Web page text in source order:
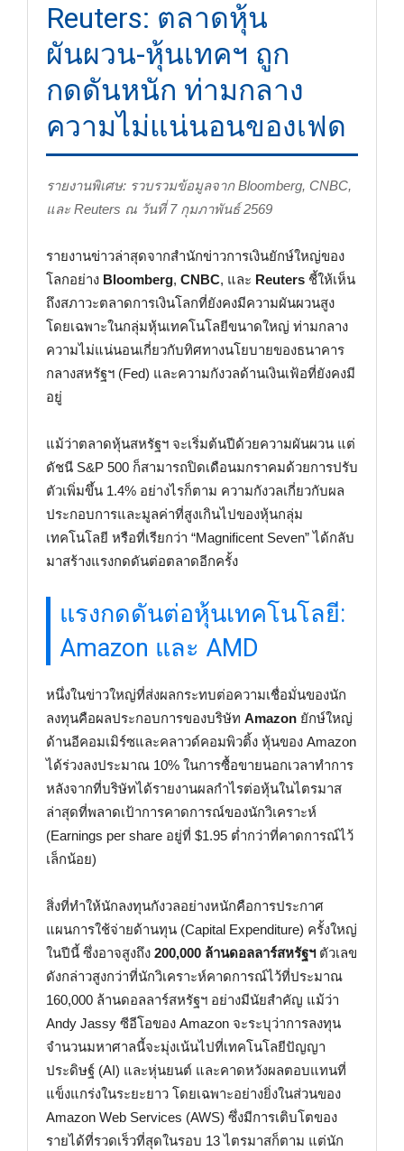
Reuters: ตลาดหุ้น
ผันผวน-หุ้นเทคฯ ถูก
กดดันหนัก ท่ามกลาง
ความไม่แน่นอนของเฟด
รายงานพิเศษ: รวบรวมข้อมูลจาก Bloomberg, CNBC,
และ Reuters ณ วันที่ 7 กุมภาพันธ์ 2569
รายงานข่าวล่าสุดจากสำนักข่าวการเงินยักษ์ใหญ่ของ
โลกอย่าง Bloomberg, CNBC, และ Reuters ชี้ให้เห็น
ถึงสภาวะตลาดการเงินโลกที่ยังคงมีความผันผวนสูง
โดยเฉพาะในกลุ่มหุ้นเทคโนโลยีขนาดใหญ่ ท่ามกลาง
ความไม่แน่นอนเกี่ยวกับทิศทางนโยบายของธนาคาร
กลางสหรัฐฯ (Fed) และความกังวลด้านเงินเฟ้อที่ยังคงมี
อยู่
แม้ว่าตลาดหุ้นสหรัฐฯ จะเริ่มต้นปีด้วยความผันผวน แต่
ดัชนี S&P 500 ก็สามารถปิดเดือนมกราคมด้วยการปรับ
ตัวเพิ่มขึ้น 1.4% อย่างไรก็ตาม ความกังวลเกี่ยวกับผล
ประกอบการและมูลค่าที่สูงเกินไปของหุ้นกลุ่ม
เทคโนโลยี หรือที่เรียกว่า “Magnificent Seven” ได้กลับ
มาสร้างแรงกดดันต่อตลาดอีกครั้ง
แรงกดดันต่อหุ้นเทคโนโลยี:
Amazon และ AMD
หนึ่งในข่าวใหญ่ที่ส่งผลกระทบต่อความเชื่อมั่นของนัก
ลงทุนคือผลประกอบการของบริษัท Amazon ยักษ์ใหญ่
ด้านอีคอมเมิร์ซและคลาวด์คอมพิวติ้ง หุ้นของ Amazon
ได้ร่วงลงประมาณ 10% ในการซื้อขายนอกเวลาทำการ
หลังจากที่บริษัทได้รายงานผลกำไรต่อหุ้นในไตรมาส
ล่าสุดที่พลาดเป้าการคาดการณ์ของนักวิเคราะห์
(Earnings per share อยู่ที่ $1.95 ต่ำกว่าที่คาดการณ์ไว้
เล็กน้อย)
สิ่งที่ทำให้นักลงทุนกังวลอย่างหนักคือการประกาศ
แผนการใช้จ่ายด้านทุน (Capital Expenditure) ครั้งใหญ่
ในปีนี้ ซึ่งอาจสูงถึง 200,000 ล้านดอลลาร์สหรัฐฯตัวเลข
ดังกล่าวสูงกว่าที่นักวิเคราะห์คาดการณ์ไว้ที่ประมาณ
160,000 ล้านดอลลาร์สหรัฐฯ อย่างมีนัยสำคัญ แม้ว่า
Andy Jassy ซีอีโอของ Amazon จะระบุว่าการลงทุน
จำนวนมหาศาลนี้จะมุ่งเน้นไปที่เทคโนโลยีปัญญา
ประดิษฐ์ (AI) และหุ่นยนต์ และคาดหวังผลตอบแทนที่
แข็งแกร่งในระยะยาว โดยเฉพาะอย่างยิ่งในส่วนของ
Amazon Web Services (AWS) ซึ่งมีการเติบโตของ
รายได้ที่รวดเร็วที่สุดในรอบ 13 ไตรมาสก็ตาม แต่นัก